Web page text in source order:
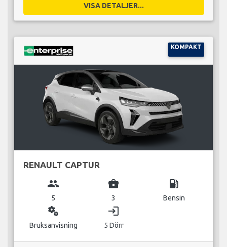
VISA DETALJER...
KOMPAKT
RENAULT CAPTUR
group
5
business_center
3
local_gas_station
Bensin
miscellaneous_services
Bruksanvisning
login
5 Dörr